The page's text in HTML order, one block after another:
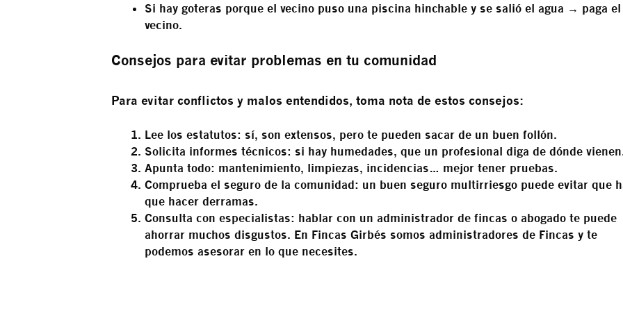
Si hay goteras porque el vecino puso una piscina hinchable y se salió el agua → paga el
vecino.
Consejos para evitar problemas en tu comunidad
Para evitar conflictos y malos entendidos, toma nota de estos consejos:
Lee los estatutos: sí, son extensos, pero te pueden sacar de un buen follón.
Solicita informes técnicos: si hay humedades, que un profesional diga de dónde
Apunta todo: mantenimiento, limpiezas, incidencias… mejor tener pruebas.
Comprueba el seguro de la comunidad: un buen seguro multirriesgo puede evitar que
que hacer derramas.
Consulta con especialistas: hablar con un administrador de fincas o abogado te puede
ahorrar muchos disgustos. En Fincas Girbés somos administradores de Fincas y te
podemos asesorar en lo que necesites.